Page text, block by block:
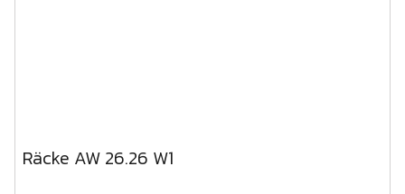
Räcke AW 26.26 W1